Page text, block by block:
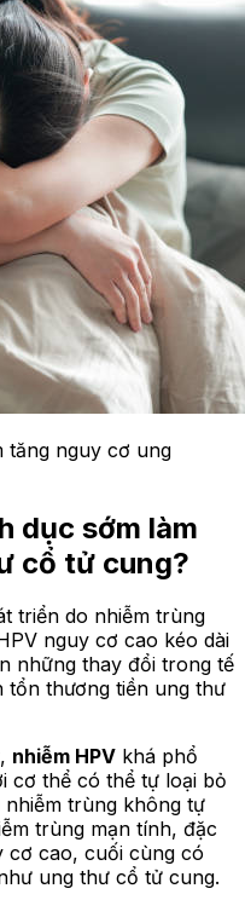
tăng nguy cơ ung
dục sớm làm
cổ tử cung?
triển do nhiễm trùng
nguy cơ cao kéo dài
những thay đổi trong tế
tổn thương tiền ung thư
nhiễm HPV khá phổ
cơ thể có thể tự loại bỏ
trùng không tự
trùng mạn tính, đặc
cơ cao, cuối cùng có
ung thư cổ tử cung.